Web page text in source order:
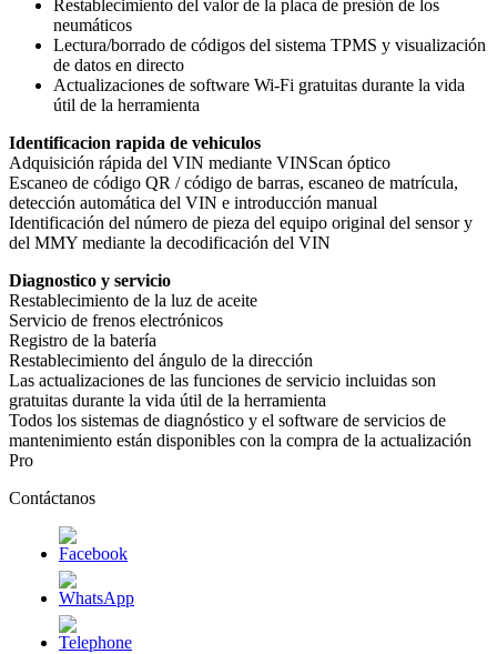
Restablecimiento del valor de la placa de presión de los
neumáticos
Lectura/borrado de códigos del sistema TPMS y visualización
de datos en directo
Actualizaciones de software Wi-Fi gratuitas durante la vida
útil de la herramienta
Identificacion rapida de vehiculos
Adquisición rápida del VIN mediante VINScan óptico
Escaneo de código QR / código de barras, escaneo de matrícula,
detección automática del VIN e introducción manual
Identificación del número de pieza del equipo original del sensor y
del MMY mediante la decodificación del VIN
Diagnostico y servicio
Restablecimiento de la luz de aceite
Servicio de frenos electrónicos
Registro de la batería
Restablecimiento del ángulo de la dirección
Las actualizaciones de las funciones de servicio incluidas son
gratuitas durante la vida útil de la herramienta
Todos los sistemas de diagnóstico y el software de servicios de
mantenimiento están disponibles con la compra de la actualización
Pro
Contáctanos